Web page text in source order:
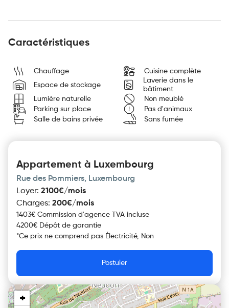
Caractéristiques
Chauffage
Cuisine complète
Espace de stockage
Laverie dans le
bâtiment
Lumière naturelle
Non meublé
Parking sur place
Pas d'animaux
Salle de bains privée
Sans fumée
Appartement à Luxembourg
Rue des Pommiers, Luxembourg
Loyer: 2100€/mois
Charges: 200€/mois
1403€ Commission d'agence TVA incluse
4200€ Dépôt de garantie
*Ce prix ne comprend pas Électricité, Non
Postuler
+